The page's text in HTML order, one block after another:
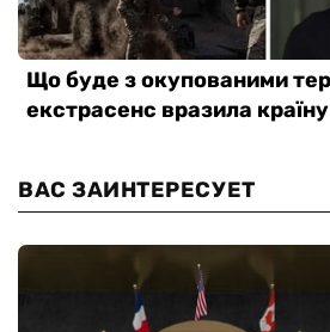
ВАС ЗАИНТЕРЕСУЕТ